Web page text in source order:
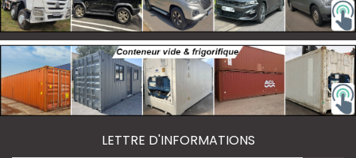
LETTRE D'INFORMATIONS